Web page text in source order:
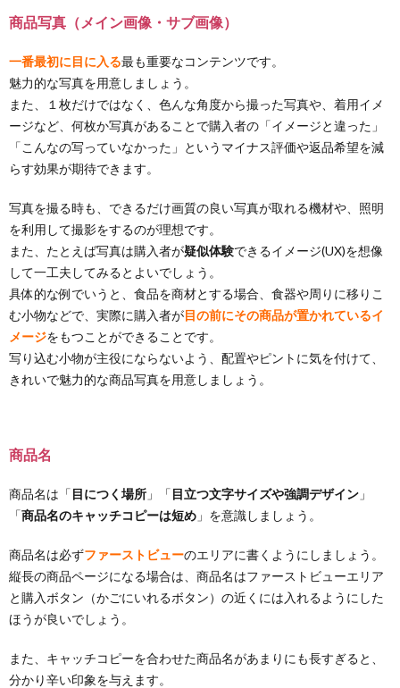
商品写真（メイン画像・サブ画像）
一番最初に目に入る最も重要なコンテンツです。
魅力的な写真を用意しましょう。
また、１枚だけではなく、色んな角度から撮った写真や、着用イメ
ージなど、何枚か写真があることで購入者の「イメージと違った」
「こんなの写っていなかった」というマイナス評価や返品希望を減
らす効果が期待できます。
写真を撮る時も、できるだけ画質の良い写真が取れる機材や、照明
を利用して撮影をするのが理想です。
また、たとえば写真は購入者が疑似体験できるイメージ(UX)を想像
して一工夫してみるとよいでしょう。
具体的な例でいうと、食品を商材とする場合、食器や周りに移りこ
む小物などで、実際に購入者が目の前にその商品が置かれているイ
メージをもつことができることです。
写り込む小物が主役にならないよう、配置やピントに気を付けて、
きれいで魅力的な商品写真を用意しましょう。
商品名
商品名は「目につく場所 」「目立つ文字サイズや強調デザイン 」
「商品名のキャッチコピーは短め 」を意識しましょう。
商品名は必ずファーストビューのエリアに書くようにしましょう。
縦長の商品ページになる場合は、商品名はファーストビューエリア
と購入ボタン（かごにいれるボタン）の近くには入れるようにした
ほうが良いでしょう。
また、キャッチコピーを合わせた商品名があまりにも長すぎると、
分かり辛い印象を与えます。